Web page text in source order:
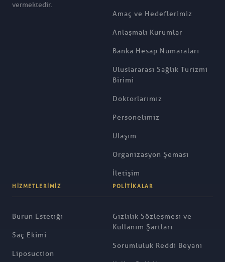
vermektedir.
Amaç ve Hedeflerimiz
Anlaşmalı Kurumlar
Banka Hesap Numaraları
Uluslararası Sağlık Turizmi
Birimi
Doktorlarımız
Personelimiz
Ulaşım
Organizasyon Şeması
İletişim
HIZMETLERIMIZ
Burun Estetiği
Saç Ekimi
Liposuction
POLITIKALAR
Gizlilik Sözleşmesi ve
Kullanım Şartları
Sorumluluk Reddi Beyanı